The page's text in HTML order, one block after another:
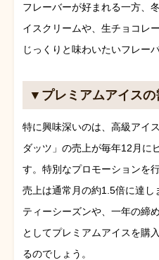
フレーバーが好まれる一方、
イスクリームや、生チョコレ
じっくりと味わいたいフレー
▼プレミアムアイスの
特に興味深いのは、高級アイ
ダッツ」の売上が毎年12月に
す。特別なプロモーションを
売上は通常月の約1.5倍に達
ティーシーズンや、一年の締
としてプレミアムアイスを購
るのでしょう。